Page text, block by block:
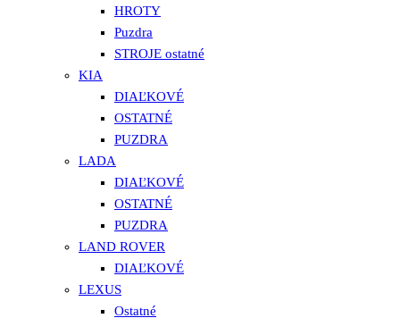
HROTY
Puzdra
STROJE ostatné
KIA
DIAĽKOVÉ
OSTATNÉ
PUZDRA
LADA
DIAĽKOVÉ
OSTATNÉ
PUZDRA
LAND ROVER
DIAĽKOVÉ
LEXUS
Ostatné